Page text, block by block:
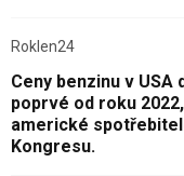
Roklen24
Ceny benzinu v
poprvé od roku
americké
Kongresu.